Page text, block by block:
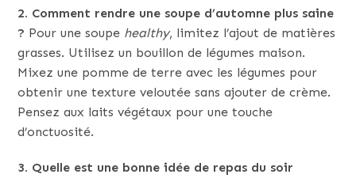
2. Comment rendre une soupe d’automne plus saine
? Pour une soupe healthy, limitez l’ajout de matières
grasses. Utilisez un bouillon de légumes maison.
Mixez une pomme de terre avec les légumes pour
obtenir une texture veloutée sans ajouter de crème.
Pensez aux laits végétaux pour une touche
d’onctuosité.
3. Quelle est une bonne idée de repas du soir